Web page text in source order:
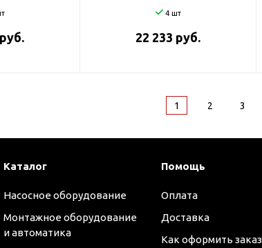
4 шт
22 233 руб.
1 2 3
Каталог
Насосное оборудование
Монтажное оборудование
и автоматика
Помощь
Оплата
Доставка
Как оформить заказ